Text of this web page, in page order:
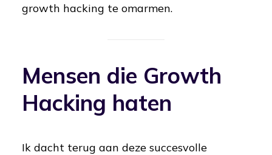
growth hacking te omarmen.
Mensen die Growth
Hacking haten
Ik dacht terug aan deze succesvolle